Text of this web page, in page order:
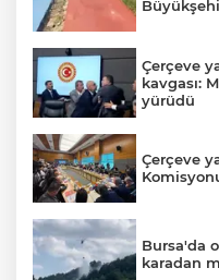
Çerçeve
kavgası:
yürüdü
Çerçeve
Bursa'da
karadan